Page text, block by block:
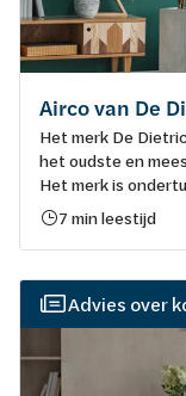
Airco van De
Het merk De
het oudste en
Het merk is
7 min leestijd
Advies over